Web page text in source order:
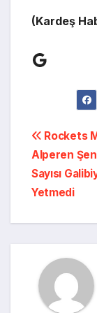
(Kardeş
Google
Yazı
Rockets
Alperen
Sayısı
Yetmedi